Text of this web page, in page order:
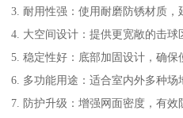
3. 耐用性强：使用耐磨防锈材质，
4. 大空间设计：提供更宽敞的击球
5. 稳定性好：底部加固设计，确保
6. 多功能用途：适合室内外多种场
7. 防护升级：增强网面密度，有效